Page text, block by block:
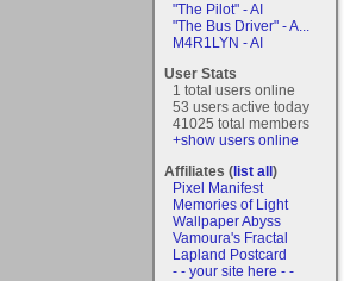
"The Pilot" - AI
"The Bus Driver" - A...
M4R1LYN - AI
User Stats
1 total users online
53 users active today
41025 total members
+show users online
Affiliates (list all)
Pixel Manifest
Memories of Light
Wallpaper Abyss
Vamoura's Fractal
Lapland Postcard
- - your site here - -